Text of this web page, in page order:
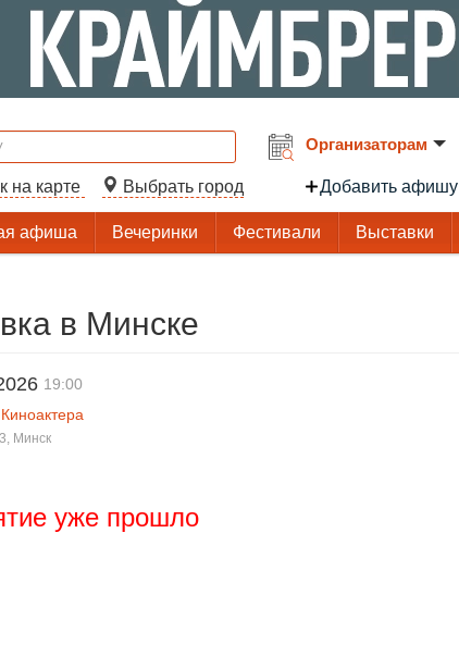
на карте Выбрать город
Организаторам
Добавить афишу
афиша Вечеринки Фестивали Выставки
в Минске
19:00
Минск
уже прошло